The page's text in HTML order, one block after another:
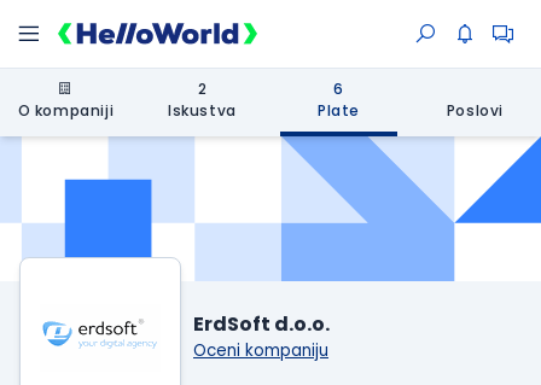
O kompaniji
2
Iskustva
6
Plate
Poslovi
ErdSoft d.o.o.
Oceni kompaniju